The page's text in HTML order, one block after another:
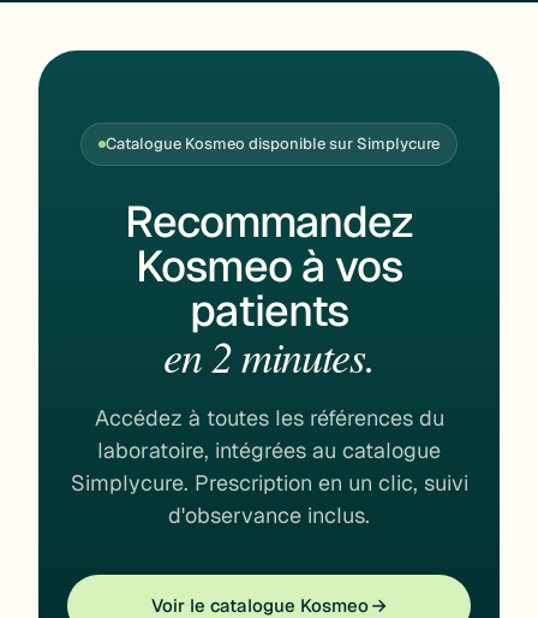
Catalogue Kosmeo disponible sur Simplycure
Recommandez
Kosmeo à vos
patients
en 2 minutes.
Accédez à toutes les références du
laboratoire, intégrées au catalogue
Simplycure. Prescription en un clic, suivi
d'observance inclus.
Voir le catalogue Kosmeo